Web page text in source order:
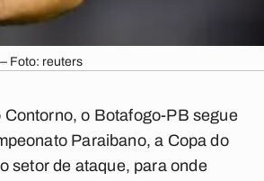
Foto: reuters
o Botafogo-PB segue
Paraibano, a Copa do
setor de ataque, para onde